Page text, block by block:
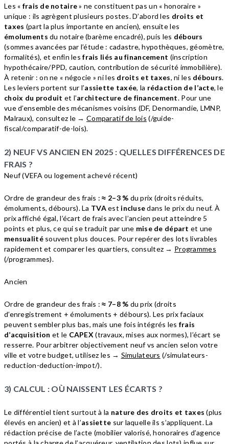
Les « frais de notaire» ne constituent pas un « honoraire »
unique : ils agrègent plusieurs postes. D’abord les droits et
taxes (part la plus importante en ancien), ensuite les
émoluments du notaire (barème encadré), puis les débours
(sommes avancées par l’étude : cadastre, hypothèques, géomètre,
formalités), et enfin lesfrais liés au financement (inscription
hypothécaire/PPD, caution, contribution de sécurité immobilière).
À retenir : on ne « négocie » ni les droits et taxes, ni les débours.
Les leviers portent sur l’assiette taxée, la rédaction de l’acte, le
choix du produit et l’architecture de financement. Pour une
vue d’ensemble des mécanismes voisins (DF, Denormandie, LMNP,
Malraux), consultez le → Comparatif de lois (/guide-
fiscal/comparatif-de-lois).
2) NEUF VS ANCIEN EN 2025 : QUELLES DIFFÉRENCES DE
FRAIS ?
Neuf (VEFA ou logement achevé récent)
Ordre de grandeur des frais :≈ 2–3 % du prix (droits réduits,
émoluments, débours). La TVAest inclusedans le prix du neuf. À
prix affiché égal, l’écart de frais avec l’ancien peut atteindre 5
points et plus, ce qui se traduit par une mise de départ et une
mensualitésouvent plus douces. Pour repérer des lots livrables
rapidement et comparer les quartiers, consultez → Programmes
(/programmes).
Ancien
Ordre de grandeur des frais :≈ 7–8 % du prix (droits
d’enregistrement + émoluments + débours). Les prix faciaux
peuvent sembler plus bas, mais une fois intégrés les frais
d’acquisition et le CAPEX (travaux, mises aux normes), l’écart se
resserre. Pour arbitrer objectivement neuf vs ancien selon votre
ville et votre budget, utilisez les → Simulateurs (/simulateurs-
reduction-deduction-impot/).
3) CALCUL : OÙ NAISSENT LES ÉCARTS ?
Le différentiel tient surtout à la nature des droits et taxes (plus
élevés en ancien) et à l’assiette sur laquelle ils s’appliquent. La
rédaction précise de l’acte (mobilier valorisé, honoraires d’agence